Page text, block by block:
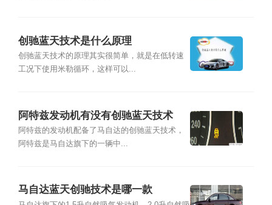
创驰蓝天技术是什么原理
创驰蓝天技术的原理其实很简单，就是在低转速
工况下使用米勒循环，这样可以...
阿特兹发动机有没有创驰蓝天技术
阿特兹的发动机配备了马自达的创驰蓝天技术，
阿特兹是马自达旗下的一辆中...
马自达蓝天创驰技术是哪一款